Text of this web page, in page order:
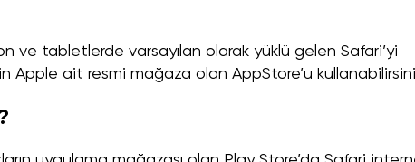
ve tabletlerde varsayılan olarak yüklü gelen Safari’yi
Apple ait resmi mağaza olan AppStore’u